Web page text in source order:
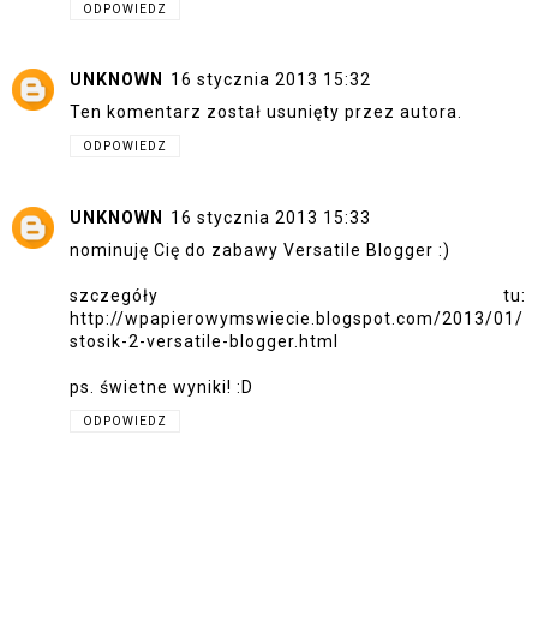
ODPOWIEDZ
UNKNOWN
16 stycznia 2013 15:32
Ten komentarz został usunięty przez autora.
ODPOWIEDZ
UNKNOWN 16 stycznia 2013 15:33
nominuję Cię do zabawy Versatile Blogger :)
szczegóły tu:
http://wpapierowymswiecie.blogspot.com/2013/01/
stosik-2-versatile-blogger.html
ps. świetne wyniki! :D
ODPOWIEDZ